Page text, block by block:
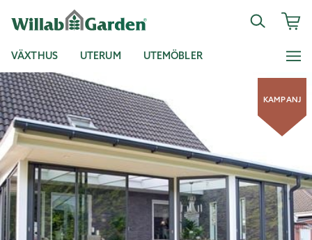
VÄXTHUS UTERUM UTEMÖBLER
KAMPANJ